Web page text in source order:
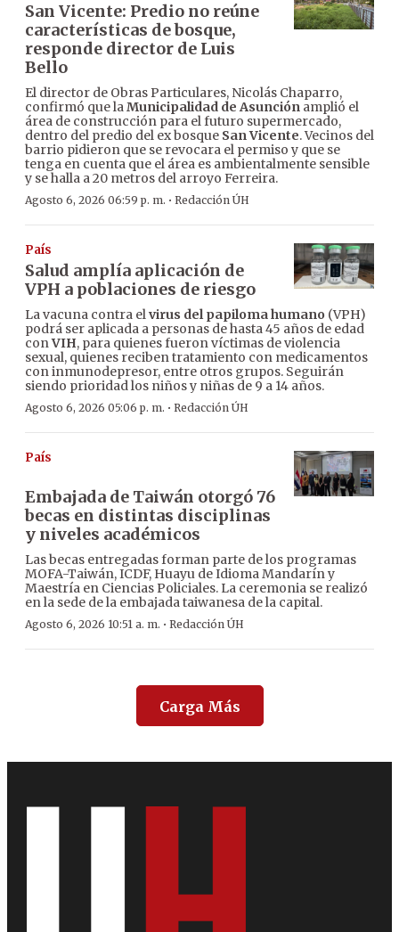
San Vicente: Predio no reúne
características de bosque,
responde director de Luis
Bello
El director de Obras Particulares, Nicolás Chaparro,
confirmó que laMunicipalidad de Asunción amplió el
área de construcción para el futuro supermercado,
dentro del predio del ex bosque San Vicente. Vecinos del
barrio pidieron que se revocara el permiso y que se
tenga en cuenta que el área es ambientalmente sensible
y se halla a 20 metros del arroyo Ferreira.
Agosto 6, 2026 06:59 p. m. · Redacción ÚH
País
Salud amplía aplicación de
VPH a poblaciones de riesgo
La vacuna contra elvirus del papiloma humano (VPH)
podrá ser aplicada a personas de hasta 45 años de edad
conVIH, para quienes fueron víctimas de violencia
sexual, quienes reciben tratamiento con medicamentos
con inmunodepresor, entre otros grupos. Seguirán
siendo prioridad los niños y niñas de 9 a 14 años.
Agosto 6, 2026 05:06 p. m. · Redacción ÚH
País
Embajada de Taiwán otorgó 76
becas en distintas disciplinas
y niveles académicos
Las becas entregadas forman parte de los programas
MOFA-Taiwán, ICDF, Huayu de Idioma Mandarín y
Maestría en Ciencias Policiales. La ceremonia se realizó
en la sede de la embajada taiwanesa de la capital.
Agosto 6, 2026 10:51 a. m. · Redacción ÚH
Carga Más